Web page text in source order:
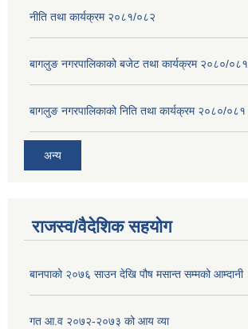
नीति तथा कार्यक्रम २०८१/०८२
बागलुङ नगरपालिकाको बजेट तथा कार्यक्रम २०८०/०८१
बागलुङ नगरपालिकाको निति तथा कार्यक्रम २०८०/०८१
अन्य
राजस्व/वैदेशिक सहयोग
बानपाको २०७६ साउन देखि पौष मसान्त सम्मको आम्दानी
गत आ.व २०७२-२०७३ को आय व्या